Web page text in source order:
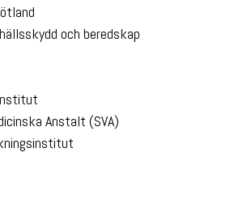
och beredskap
Anstalt (SVA)